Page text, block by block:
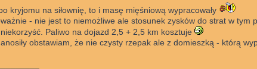
kryjomu na siłownię, to i masę mięśniową wypracowały
- nie jest to niemożliwe ale stosunek zysków do strat w tym
niekorzyść. Paliwo na dojazd 2,5 + 2,5 km kosztuje
obstawiam, że nie czysty rzepak ale z domieszką - którą